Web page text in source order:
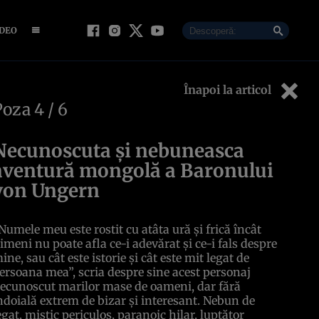
Înapoi la articol
4 / 6
şi nebuneasca
mongolă a Baronului
Ungern
meu este rostit cu atâta ură şi frică încât
nu poate afla ce-i adevărat şi ce-i fals despre
sau cât este istorie şi cât este mit legat de
mea”, scria despre sine acest personaj
marilor mase de oameni, dar fără
extrem de bizar şi interesant. Nebun de
mistic periculos, paranoic hilar, luptător